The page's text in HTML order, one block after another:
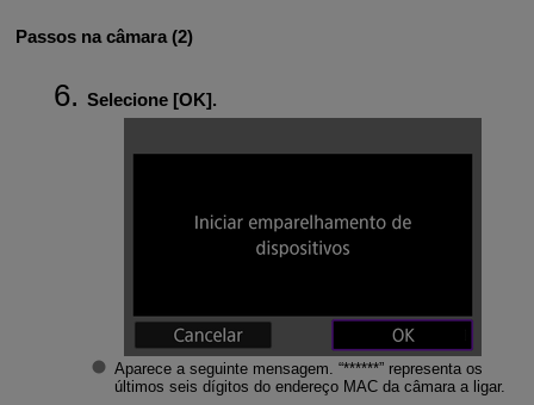
Passos na câmara (2)
Selecione [OK].
Aparece a seguinte mensagem. “******” representa os
últimos seis dígitos do endereço MAC da câmara a ligar.